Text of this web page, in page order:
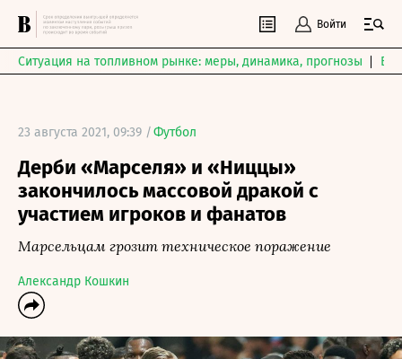
Войти
Ситуация на топливном рынке: меры, динамика, прогнозы
23 августа 2021, 09:39 /Футбол
Дерби «Марселя» и «Ниццы»
закончилось массовой дракой с
участием игроков и фанатов
Марсельцам грозит техническое поражение
Александр Кошкин